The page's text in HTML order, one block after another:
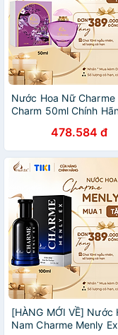
Nước Hoa Nữ Charme
Charm 50ml Chính
Đại, Lưu Hương 7–12
478.584 đ
[HÀNG MỚI VỀ] Nước
Nam Charme Menly Ex